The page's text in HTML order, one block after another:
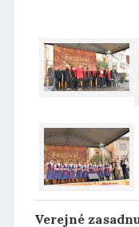
Verejné